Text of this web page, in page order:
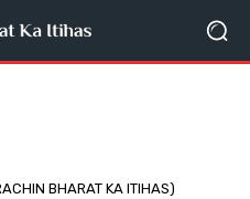
BHARAT KA ITIHAS)